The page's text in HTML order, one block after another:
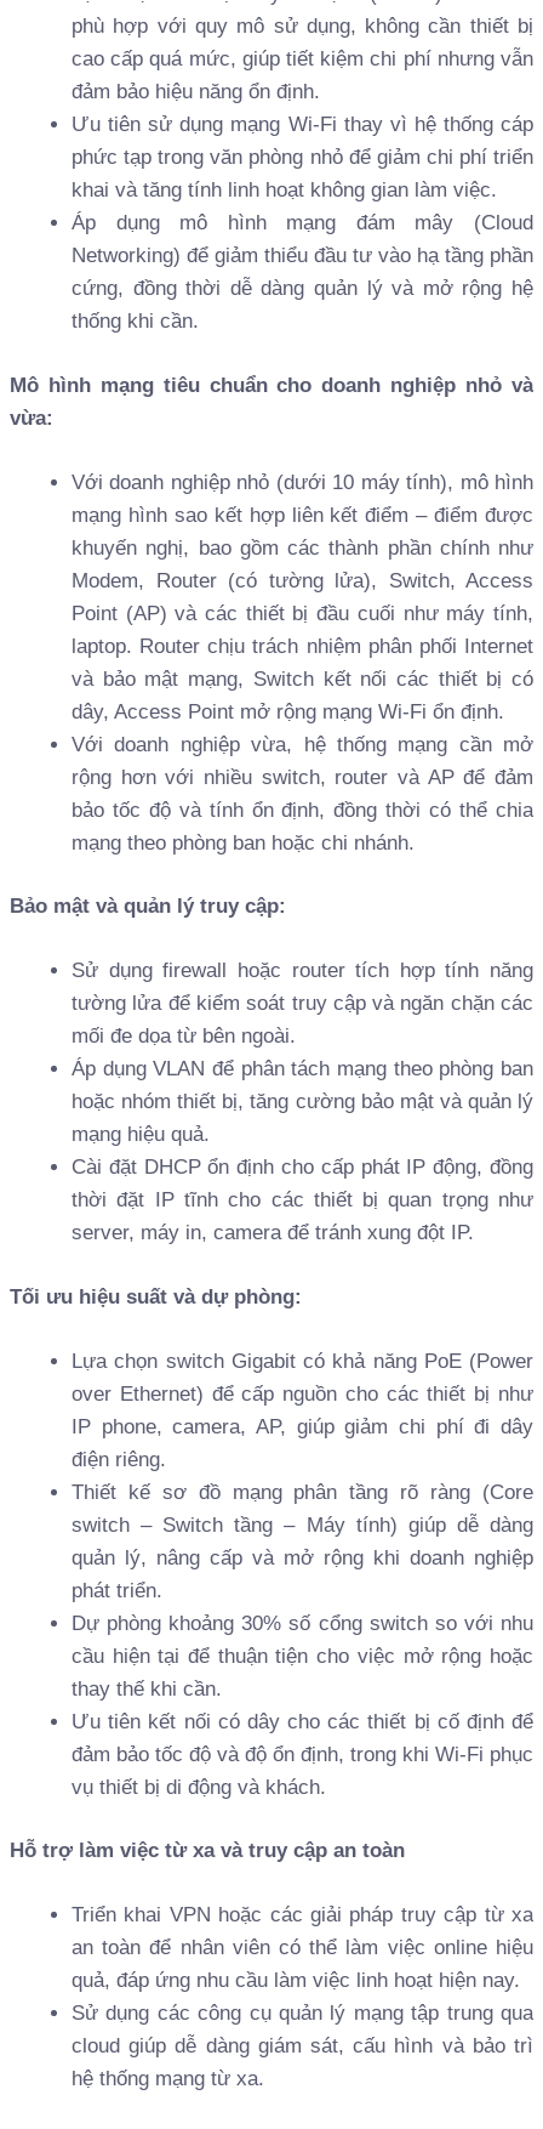
phù hợp với quy mô sử dụng, không cần thiết bị
cao cấp quá mức, giúp tiết kiệm chi phí nhưng vẫn
đảm bảo hiệu năng ổn định.
Ưu tiên sử dụng mạng Wi-Fi thay vì hệ thống cáp
phức tạp trong văn phòng nhỏ để giảm chi phí triển
khai và tăng tính linh hoạt không gian làm việc.
Áp dụng mô hình mạng đám mây (Cloud
Networking) để giảm thiểu đầu tư vào hạ tầng phần
cứng, đồng thời dễ dàng quản lý và mở rộng hệ
thống khi cần.
Mô hình mạng tiêu chuẩn cho doanh nghiệp nhỏ và
vừa:
Với doanh nghiệp nhỏ (dưới 10 máy tính), mô hình
mạng hình sao kết hợp liên kết điểm – điểm được
khuyến nghị, bao gồm các thành phần chính như
Modem, Router (có tường lửa), Switch, Access
Point (AP) và các thiết bị đầu cuối như máy tính,
laptop. Router chịu trách nhiệm phân phối Internet
và bảo mật mạng, Switch kết nối các thiết bị có
dây, Access Point mở rộng mạng Wi-Fi ổn định.
Với doanh nghiệp vừa, hệ thống mạng cần mở
rộng hơn với nhiều switch, router và AP để đảm
bảo tốc độ và tính ổn định, đồng thời có thể chia
mạng theo phòng ban hoặc chi nhánh.
Bảo mật và quản lý truy cập:
Sử dụng firewall hoặc router tích hợp tính năng
tường lửa để kiểm soát truy cập và ngăn chặn các
mối đe dọa từ bên ngoài.
Áp dụng VLAN để phân tách mạng theo phòng ban
hoặc nhóm thiết bị, tăng cường bảo mật và quản lý
mạng hiệu quả.
Cài đặt DHCP ổn định cho cấp phát IP động, đồng
thời đặt IP tĩnh cho các thiết bị quan trọng như
server, máy in, camera để tránh xung đột IP.
Tối ưu hiệu suất và dự phòng:
Lựa chọn switch Gigabit có khả năng PoE (Power
over Ethernet) để cấp nguồn cho các thiết bị như
IP phone, camera, AP, giúp giảm chi phí đi dây
điện riêng.
Thiết kế sơ đồ mạng phân tầng rõ ràng (Core
switch – Switch tầng – Máy tính) giúp dễ dàng
quản lý, nâng cấp và mở rộng khi doanh nghiệp
phát triển.
Dự phòng khoảng 30% số cổng switch so với nhu
cầu hiện tại để thuận tiện cho việc mở rộng hoặc
thay thế khi cần.
Ưu tiên kết nối có dây cho các thiết bị cố định để
đảm bảo tốc độ và độ ổn định, trong khi Wi-Fi phục
vụ thiết bị di động và khách.
Hỗ trợ làm việc từ xa và truy cập an toàn
Triển khai VPN hoặc các giải pháp truy cập từ xa
an toàn để nhân viên có thể làm việc online hiệu
quả, đáp ứng nhu cầu làm việc linh hoạt hiện nay.
Sử dụng các công cụ quản lý mạng tập trung qua
cloud giúp dễ dàng giám sát, cấu hình và bảo trì
hệ thống mạng từ xa.